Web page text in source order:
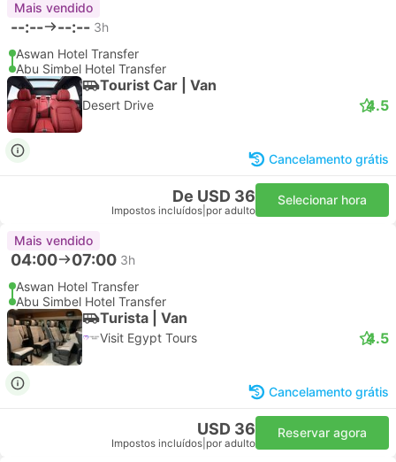
Mais vendido
--:-- --:-- 3h
Aswan Hotel Transfer
Abu Simbel Hotel Transfer
Tourist Car | Van
Desert Drive 4.5
Cancelamento grátis
De USD 36
Impostos incluídos por adulto
Selecionar hora
Mais vendido
04:00 07:00 3h
Aswan Hotel Transfer
Abu Simbel Hotel Transfer
Turista | Van
Visit Egypt Tours 4.5
Cancelamento grátis
USD 36
Impostos incluídos por adulto
Reservar agora